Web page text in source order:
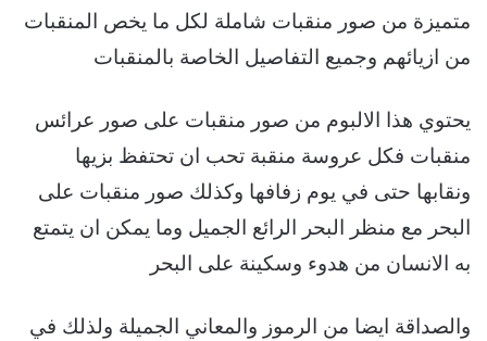
متميزة من صور منقبات شاملة لكل ما يخص المنقبات
من ازيائهم وجميع التفاصيل الخاصة بالمنقبات
يحتوي هذا الالبوم من صور منقبات على صور عرائس
منقبات فكل عروسة منقبة تحب ان تحتفظ بزيها
ونقابها حتى في يوم زفافها وكذلك صور منقبات على
البحر مع منظر البحر الرائع الجميل وما يمكن ان يتمتع
به الانسان من هدوء وسكينة على البحر
والصداقة ايضا من الرموز والمعاني الجميلة ولذلك في